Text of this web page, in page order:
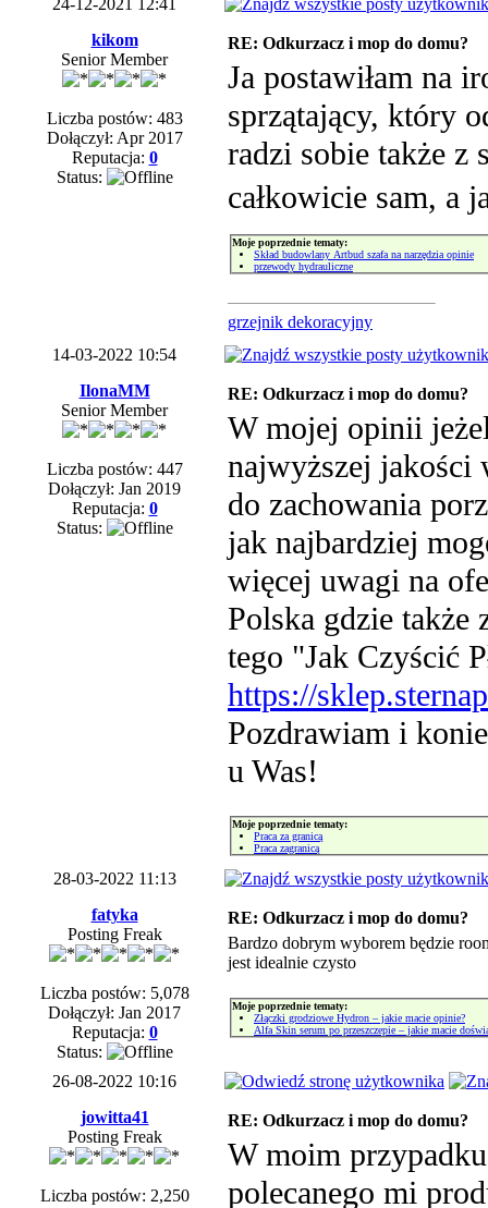
24-12-2021 12:41
kikom
Senior Member
Liczba postów: 483
Dołączył: Apr 2017
Reputacja: 0
Status:
RE: Odkurzacz i mop do domu?
Ja postawiłam na
sprzątający, który
radzi sobie także z
całkowicie sam, a
Moje poprzednie tematy:
Skład budowlany Artbud szafa na narzędzia opinie
przewody hydrauliczne
grzejnik dekoracyjny
14-03-2022 10:54
IlonaMM
Senior Member
Liczba postów: 447
Dołączył: Jan 2019
Reputacja: 0
Status:
RE: Odkurzacz i mop do domu?
W mojej opinii
najwyższej jakości
do zachowania
jak najbardziej
więcej uwagi na
Polska gdzie także
tego "Jak Czyścić
https://
Pozdrawiam i
u Was!
Moje poprzednie tematy:
Praca za granicą
Praca zagranicą
28-03-2022 11:13
fatyka
Posting Freak
Liczba postów: 5,078
Dołączył: Jan 2017
Reputacja: 0
Status:
RE: Odkurzacz i mop do domu?
Bardzo dobrym wyborem będzie
jest idealnie czysto
Moje poprzednie tematy:
Złączki grodziowe Hydron – jakie macie opinie?
Alfa Skin serum po przeszczepie – jakie macie
26-08-2022 10:16
jowitta41
Posting Freak
Liczba postów: 2,250
RE: Odkurzacz i mop do domu?
W moim
polecanego mi